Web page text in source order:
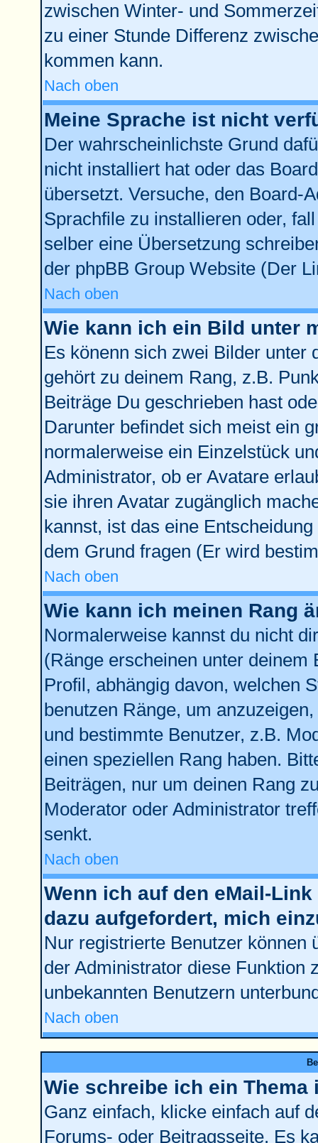
zwischen Winter- und
zu einer Stunde Differenz
kommen kann.
Nach oben
Meine Sprache ist nicht
Der wahrscheinlichste Grund
nicht installiert hat oder das
übersetzt. Versuche, den Board-
Sprachfile zu installieren oder,
selber eine Übersetzung
der phpBB Group Website (Der
Nach oben
Wie kann ich ein Bild unter
Es könenn sich zwei Bilder unter
gehört zu deinem Rang, z.B.
Beiträge Du geschrieben hast
Darunter befindet sich meist ein
normalerweise ein Einzelstück
Administrator, ob er Avatare
sie ihren Avatar zugänglich
kannst, ist das eine
dem Grund fragen (Er wird
Nach oben
Wie kann ich meinen Rang
Normalerweise kannst du nicht
(Ränge erscheinen unter deinem
Profil, abhängig davon, welchen
benutzen Ränge, um
und bestimmte Benutzer, z.B.
einen speziellen Rang haben.
Beiträgen, nur um deinen Rang
Moderator oder Administrator
senkt.
Nach oben
Wenn ich auf den eMail-
dazu aufgefordert, mich
Nur registrierte Benutzer können
der Administrator diese Funktion
unbekannten Benutzern
Nach oben
Wie schreibe ich ein Thema
Ganz einfach, klicke einfach auf
Forums- oder Beitragsseite. Es